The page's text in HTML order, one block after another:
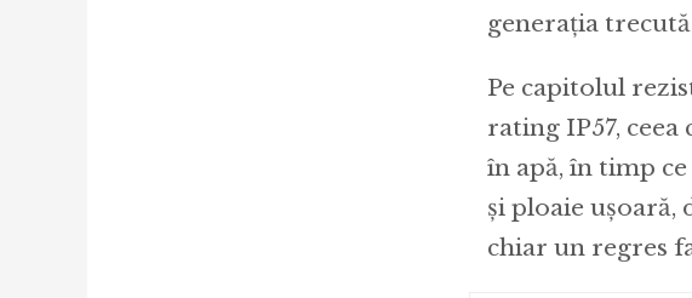
generația
Pe capitolul
rating IP57,
în apă, în timp
și ploaie ușoară,
chiar un regres